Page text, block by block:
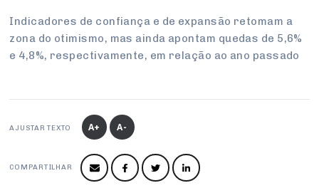
PROJETOS ESPECIAIS:
UM BRASIL
UM BRASIL
Internacional
Modernização do Estado
Inteligência Artificial
Empresas
Arbitragem e Mediação
Varejo
Atacado
PROJETOS ESPECIAIS:
Afixação de preços e fiscalização
Sustentabilidade
Logística Reversa
Sobre
Imprensa
SENAC
CONSELHOS
Conselho de Emprego e Relações do Trabalho
Conselho de Assuntos Tributários
Conselho Estadual de Defesa do Contribuinte
Conselho de Economia Empresarial e Política
Indicadores de confiança e de expansão retomam a
zona do otimismo, mas ainda apontam quedas de 5,6%
e 4,8%, respectivamente, em relação ao ano passado
AJUSTAR TEXTO A+ A-
COMPARTILHAR